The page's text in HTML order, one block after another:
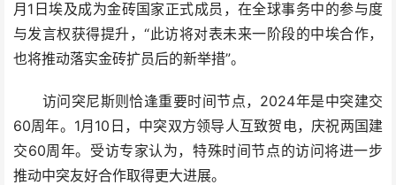
月1日埃及成为金砖国家正式成员，在全球事务中的参与度
与发言权获得提升，“此访将对表未来一阶段的中埃合作，
也将推动落实金砖扩员后的新举措”。
访问突尼斯则恰逢重要时间节点，2024年是中突建交
60周年。1月10日，中突双方领导人互致贺电，庆祝两国建
交60周年。受访专家认为，特殊时间节点的访问将进一步
推动中突友好合作取得更大进展。